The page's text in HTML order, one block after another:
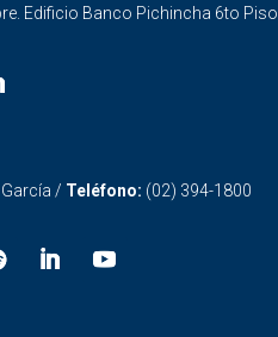
Edificio Banco Pichincha 6to Piso
/ Teléfono: (02) 394-1800